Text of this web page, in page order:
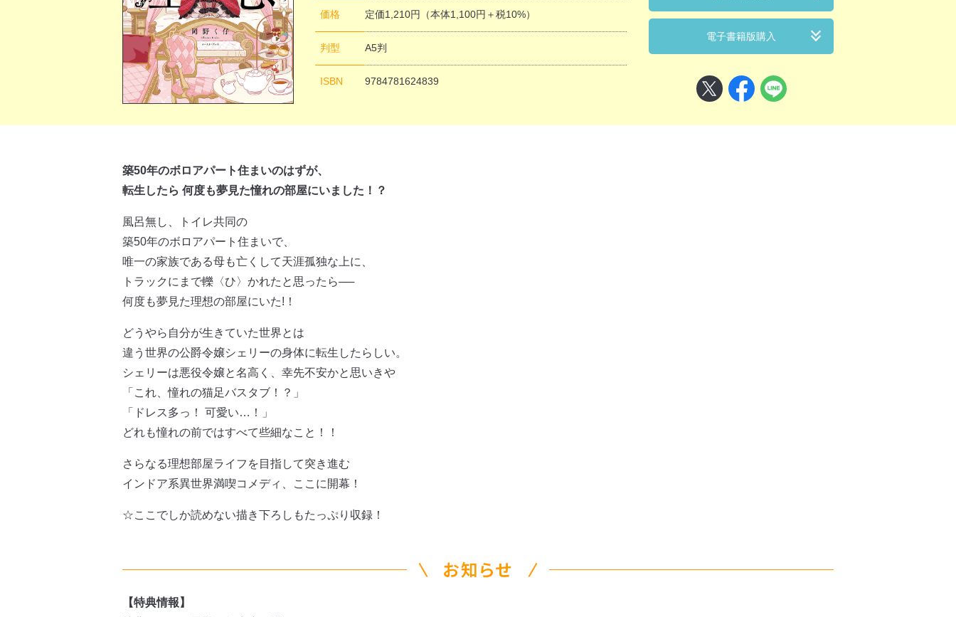
価格 定価1,210円（本体1,100円＋税10%）
判型 A5判
ISBN 9784781624839
電子書籍版購入
築50年のボロアパート住まいのはずが、
転生したら 何度も夢見た憧れの部屋にいました！？
風呂無し、トイレ共同の
築50年のボロアパート住まいで、
唯一の家族である母も亡くして天涯孤独な上に、
トラックにまで轢〈ひ〉かれたと思ったら──
何度も夢見た理想の部屋にいた!！
どうやら自分が生きていた世界とは
違う世界の公爵令嬢シェリーの身体に転生したらしい。
シェリーは悪役令嬢と名高く、幸先不安かと思いきや
「これ、憧れの猫足バスタブ！？」
「ドレス多っ！ 可愛い…！」
どれも憧れの前ではすべて些細なこと！！
さらなる理想部屋ライフを目指して突き進む
インドア系異世界満喫コメディ、ここに開幕！
☆ここでしか読めない描き下ろしもたっぷり収録！
お知らせ
【特典情報】